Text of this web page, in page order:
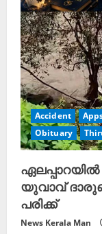
Accident
Obituary
ഏലപ്പാറയിൽ
യുവാവ്
പരിക്ക്
News Kerala Man